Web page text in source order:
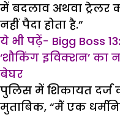
में बदलाव अथवा ट्रेलर
नहीं पैदा होता है.”
ये भी पढ़ें- Bigg Boss
‘शौकिंग इविक्शन’ का
बेघर
पुलिस में शिकायत दर्ज
मुताबिक, “मैं एक